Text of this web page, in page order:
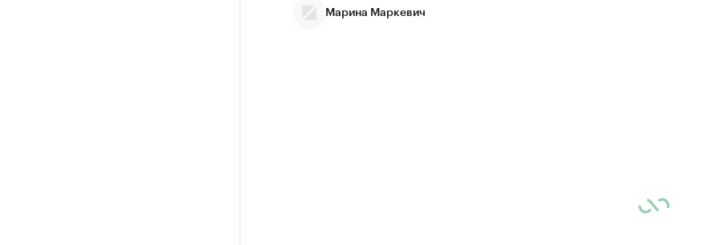
Марина Маркевич